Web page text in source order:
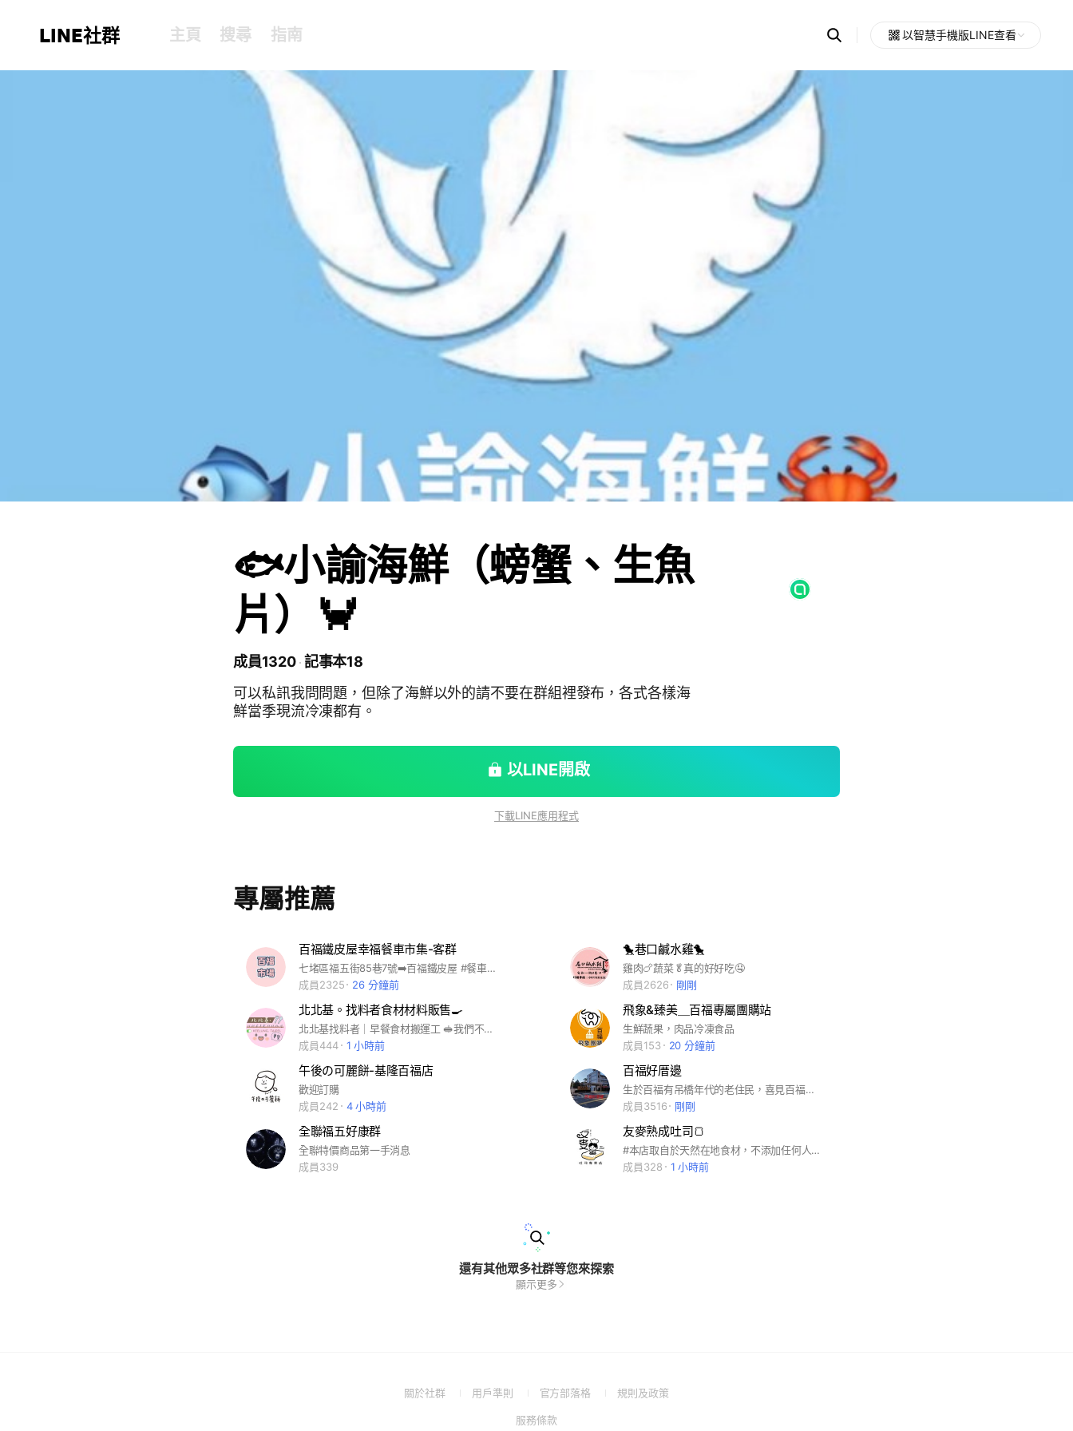
LINE社群 主頁 搜尋 指南 Search
OpenChats
messages
search
以智慧手機版LINE查看
🐟小諭海鮮（螃蟹、生魚
片）🦀
成員1320 記事本18
可以私訊我問問題，但除了海鮮以外的請不要在群組裡發布，各式各樣海
鮮當季現流冷凍都有。
以LINE開啟
下載LINE應用程式
專屬推薦
百福鐵皮屋幸福餐車市集-客群
七堵區福五街85巷7號➡️百福鐵皮屋 #餐車 #攤車 #市場 #場地出租 #餐車佈告欄
成員2325
26 分鐘前
🐤巷口鹹水雞🐤
雞肉🍗蔬菜🥬真的好好吃🤤
成員2626
剛剛
北北基。找料者食材材料販售🍳
​北北基找料者｜早餐食材搬運工 🥪 ​我們不只賣食材，更幫你把早餐店的冰箱搬回家。，想在家實現早餐自由？找我們就對了。現在還額外再開團蔬果團 #北北基 #基隆 #台北 #新北 #早餐 #材料 #早餐 #午餐 #晚餐 #宵夜 #批發 #零售 #團購 #販售 #簡單料理 #料理 #油炸 #麵包 #麵類 #可面交 #冷凍宅配 #冷凍店到店 #烤肉 #港式蘿蔔糕 #鐵板麵 #蔥抓餅 #鐵板麵 #露營 #露營食材 #菲力雞排 #豬排 #蛋餅皮 #早餐店 #培根 #薯餅 #熱狗
成員444
1 小時前
飛象&臻美＿百福專屬團購站
生鮮蔬果，肉品冷凍食品
成員153
20 分鐘前
午後の可麗餅-基隆百福店
歡迎訂購
成員242
4 小時前
百福好厝邊
生於百福有吊橋年代的老住民，喜見百福社區62年重劃，各項建設都跟舊時改變很多。 現在新住民越來越多， 老朋友就應幫新朋友認識百福社區的沿革及未來發展的新氣象， 原居民新住民，同為百福社區創造新的交流，包含家居需求，文物交換，各種商業行為等等，願能互蒙其利，增進團結合諧的好感情。 嚴禁色情，違法行為。
成員3516
剛剛
全聯福五好康群
全聯特價商品第一手消息
成員339
友麥熟成吐司🍞
#本店取自於天然在地食材，不添加任何人工香料及色素，商品所使用的砂糖來至於日本上白糖，吃起來口感增添許多保濕效果，製作過程使用自製的天然酵母低溫長時間發酵，增加商品柔軟性與風味，讓大家吃的放心，我們做的安心😊
成員328
1 小時前
還有其他眾多社群等您來探索
顯示更多
關於社群
(Open用戶準則
(Open
a
官方部落格
(Open規則及政策(Open
服務條款(Open